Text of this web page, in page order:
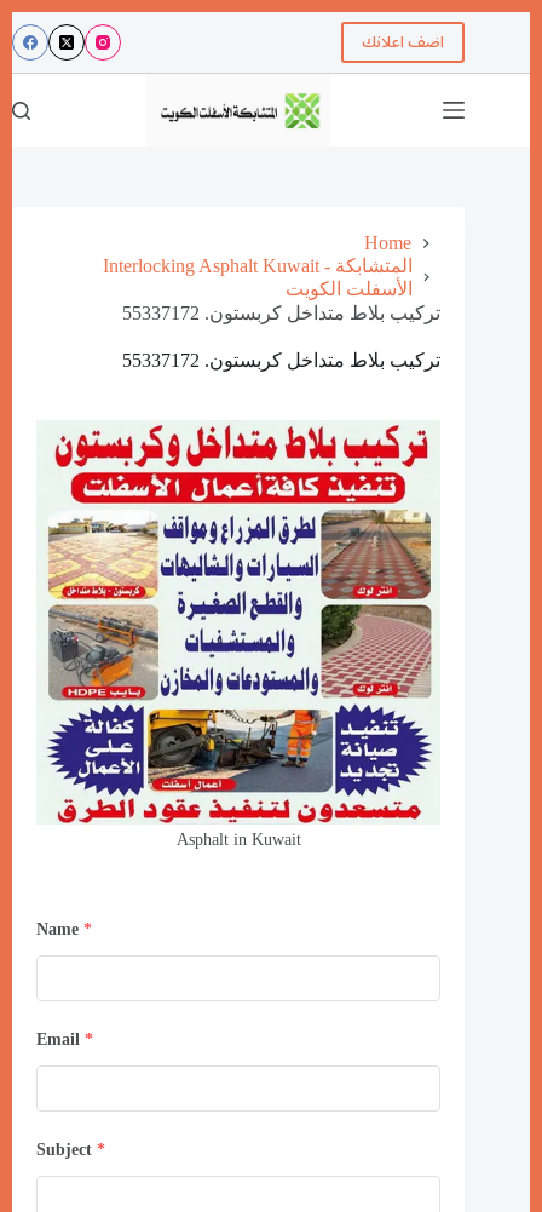
اضف اعلانك
Home
Interlocking Asphalt Kuwait - المتشابكة
الأسفلت الكويت
تركيب بلاط متداخل كربستون. 55337172
تركيب بلاط متداخل كربستون. 55337172
Asphalt in Kuwait
Name *
Email *
Subject *